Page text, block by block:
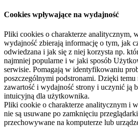
Cookies wpływające na wydajność
Pliki cookies o charakterze analitycznym,
wydajność zbierają informację o tym, jak
odwiedzana i jak się z niej korzysta np.
najmniej popularne i w jaki sposób
serwisie. Pomagają w identyfikowaniu
poszczególnymi podstronami. Dzięki temu
zawartość i wydajność strony i uczynić ją
intuicyjną dla użytkownika.
Pliki cookie o charakterze analitycznym i
nie są usuwane po zamknięciu
przechowywane na komputerze lub